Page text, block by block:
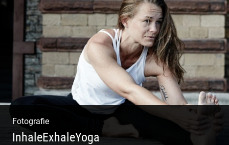
Konzeption & Gestaltung |
Übersetzung & Medien | Fotografie &
Texting | Feine Weine
Fotografie
InhaleExhaleYoga